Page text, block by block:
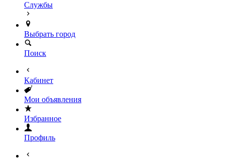
Службы
Выбрать город
Поиск
Кабинет
Мои объявления
Избранное
Профиль